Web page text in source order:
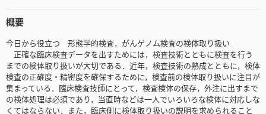
概要
今日から役立つ 形態学的検査，がんゲノム検査の検体取り扱い
正確な臨床検査データを出すためには，検査技術とともに検査を行う
までの検体取り扱いが大切である．近年，検査技術の熟成とともに，検体
検査の正確度・精密度を確保するために，検査前の検体取り扱いに注目が
集まっている．臨床検査技師にとって，検査検体の保存，外注に出すまで
の検体処理は必須であり，当直時などは一人でいろいろな検体に対応しな
くてはならない．また，臨床側に検体取り扱いの説明を求められること